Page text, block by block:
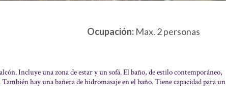
Ocupación: Max. 2 personas
Incluye una zona de estar y un sofá. El baño, de estilo contemporáneo,
hay una bañera de hidromasaje en el baño. Tiene capacidad para un